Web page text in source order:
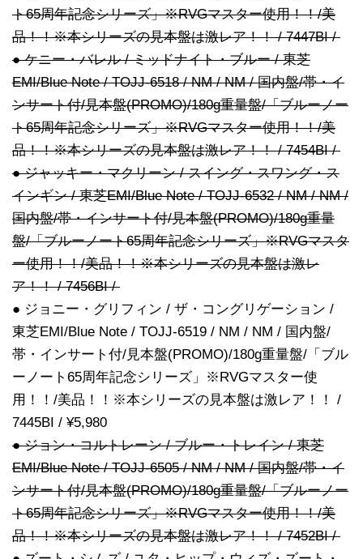
ト65周年記念シリーズ」※RVGマスター使用！！/美
品！！※本シリーズの見本盤は激レア！！ / 7447BI /
● ケニー・バレル / ミッドナイト・ブルー / 東芝
EMI/Blue Note / TOJJ-6518 / NM / NM / 国内盤/帯・イ
ンサート付/見本盤(PROMO)/180g重量盤/「ブルーノー
ト65周年記念シリーズ」※RVGマスター使用！！/美
品！！※本シリーズの見本盤は激レア！！ / 7454BI /
● ジャッキー・マクリーン / スイング・スワング・ス
インギン / 東芝EMI/Blue Note / TOJJ-6532 / NM / NM /
国内盤/帯・インサート付/見本盤(PROMO)/180g重量
盤/「ブルーノート65周年記念シリーズ」※RVGマスタ
ー使用！！/美品！！※本シリーズの見本盤は激レ
ア！！ / 7456BI /
● ジョニー・グリフィン / ザ・コングリゲーション /
東芝EMI/Blue Note / TOJJ-6519 / NM / NM / 国内盤/
帯・インサート付/見本盤(PROMO)/180g重量盤/「ブル
ーノート65周年記念シリーズ」※RVGマスター使
用！！/美品！！※本シリーズの見本盤は激レア！！ /
7445BI / ¥5,980
● ジョン・コルトレーン / ブルー・トレイン / 東芝
EMI/Blue Note / TOJJ-6505 / NM / NM / 国内盤/帯・イ
ンサート付/見本盤(PROMO)/180g重量盤/「ブルーノー
ト65周年記念シリーズ」※RVGマスター使用！！/美
品！！※本シリーズの見本盤は激レア！！ / 7452BI /